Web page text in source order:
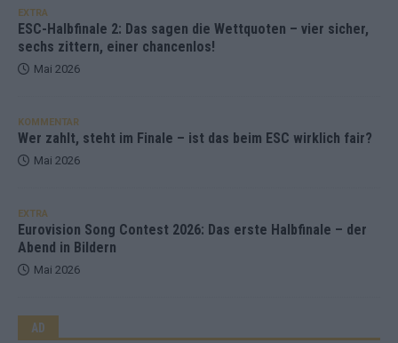
EXTRA
ESC-Halbfinale 2: Das sagen die Wettquoten – vier sicher,
sechs zittern, einer chancenlos!
Mai 2026
KOMMENTAR
Wer zahlt, steht im Finale – ist das beim ESC wirklich fair?
Mai 2026
EXTRA
Eurovision Song Contest 2026: Das erste Halbfinale – der
Abend in Bildern
Mai 2026
AD